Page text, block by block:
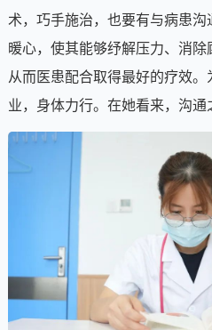
术，巧手施治，也要有与病患
暖心，使其能够纾解压力、消除
从而医患配合取得最好的疗效
业，身体力行。在她看来，沟通